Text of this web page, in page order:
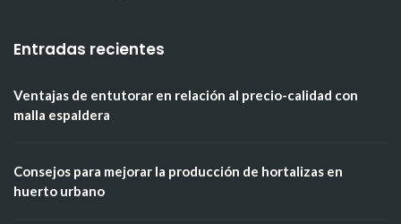
Entradas recientes
Ventajas de entutorar en relación al precio-calidad con
malla espaldera
Consejos para mejorar la producción de hortalizas en
huerto urbano